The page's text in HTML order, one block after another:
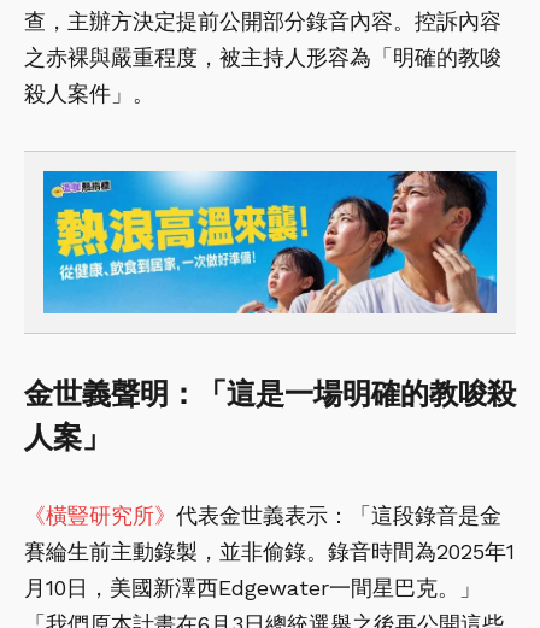
查，主辦方決定提前公開部分錄音內容。控訴內容
之赤裸與嚴重程度，被主持人形容為「明確的教唆
殺人案件」。
金世義聲明：「這是一場明確的教唆殺
人案」
《橫豎研究所》 代表金世義表示：「這段錄音是金
賽綸生前主動錄製，並非偷錄。錄音時間為2025年1
月10日，美國新澤西Edgewater一間星巴克。」